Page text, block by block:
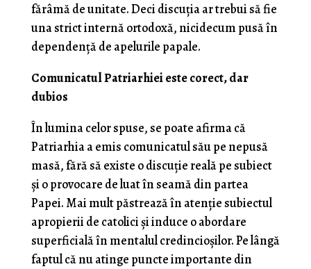
fărâmă de unitate. Deci discuția ar trebui să fie
una strict internă ortodoxă, nicidecum pusă în
dependență de apelurile papale.
Comunicatul Patriarhiei este corect, dar
dubios
În lumina celor spuse, se poate afirma că
Patriarhia a emis comunicatul său pe nepusă
masă, fără să existe o discuție reală pe subiect
și o provocare de luat în seamă din partea
Papei. Mai mult păstrează în atenție subiectul
apropierii de catolici și induce o abordare
superficială în mentalul credincioșilor. Pe lângă
faptul că nu atinge puncte importante din